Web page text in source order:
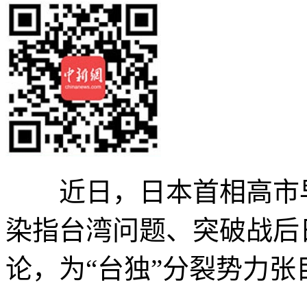
近日，日本首相高市
染指台湾问题、突破战
论，为“台独”分裂势力